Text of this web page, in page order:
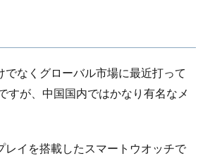
なくグローバル市場に最近打って
すが、中国国内ではかなり有名なメ
イを搭載したスマートウオッチで